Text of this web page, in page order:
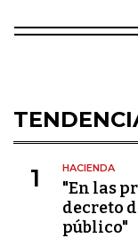
1 HACIENDA
"En las
decreto
público"